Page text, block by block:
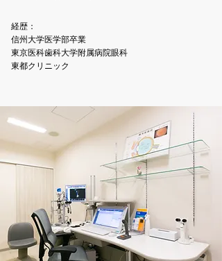
経歴：
​信州大学医学部卒業
東京医科歯科大学附属病院眼科
​東都クリニック